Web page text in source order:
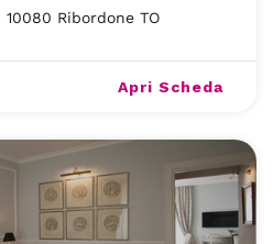
10080 Ribordone TO
Apri Scheda